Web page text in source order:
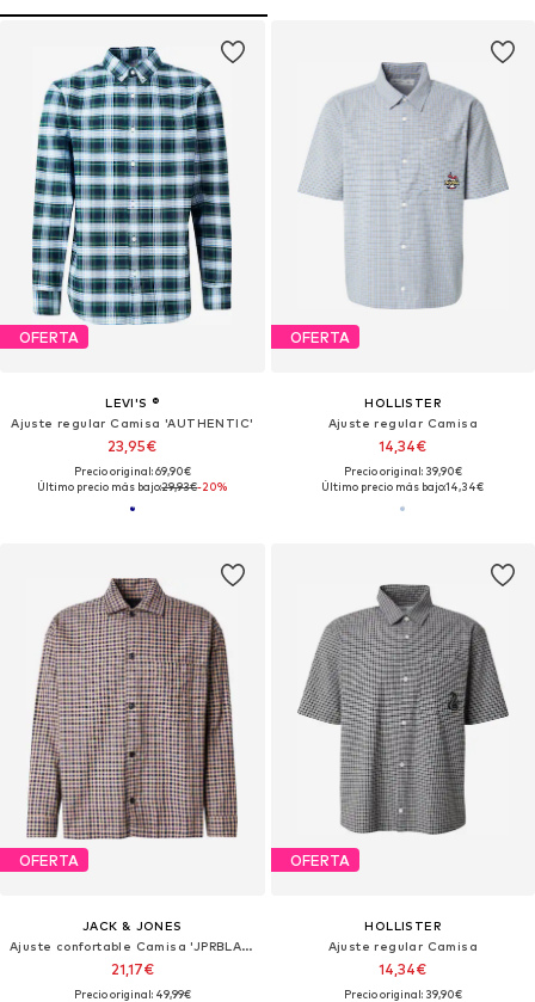
OFERTA
LEVI'S ®
Ajuste regular Camisa 'AUTHENTIC'
23,95€
Precio original: 69,90€
Último precio más bajo:29,93€-20%
OFERTA
HOLLISTER
Ajuste regular Camisa
14,34€
Precio original: 39,90€
Último precio más bajo:14,34€
OFERTA
JACK & JONES
Ajuste confortable Camisa 'JPRBLAMADISON'
21,17€
Precio original: 49,99€
OFERTA
HOLLISTER
Ajuste regular Camisa
14,34€
Precio original: 39,90€